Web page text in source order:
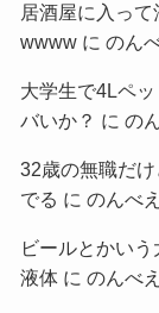
居酒屋に入っ
wwwwに のん
大学生で4Lペ
バいか？ に の
32歳の無職だ
でる に のんべ
ビールとかい
液体に のんべ